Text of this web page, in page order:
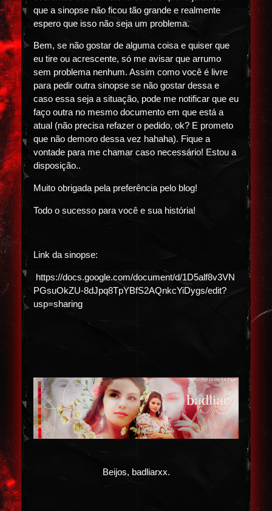
que a sinopse não ficou tão grande e realmente
espero que isso não seja um problema.
Bem, se não gostar de alguma coisa e quiser que
eu tire ou acrescente, só me avisar que arrumo
sem problema nenhum. Assim como você é livre
para pedir outra sinopse se não gostar dessa e
caso essa seja a situação, pode me notificar que eu
faço outra no mesmo documento em que está a
atual (não precisa refazer o pedido, ok? E prometo
que não demoro dessa vez hahaha). Fique a
vontade para me chamar caso necessário! Estou a
disposição..
Muito obrigada pela preferência pelo blog!
Todo o sucesso para você e sua história!
Link da sinopse:
https://docs.google.com/document/d/1D5alf8v3VN
PGsuOkZU-8dJpq8TpYBfS2AQnkcYiDygs/edit?
usp=sharing
Beijos, badliarxx.